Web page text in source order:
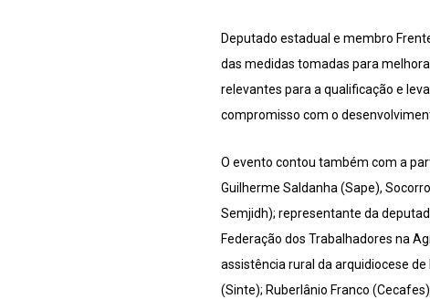
Deputado estadual e membro
das medidas tomadas para
relevantes para a qualificação e
compromisso com o
O evento contou também com a
Guilherme Saldanha (Sape),
Semjidh); representante da
Federação dos Trabalhadores na
assistência rural da arquidiocese
(Sinte); Ruberlânio Franco